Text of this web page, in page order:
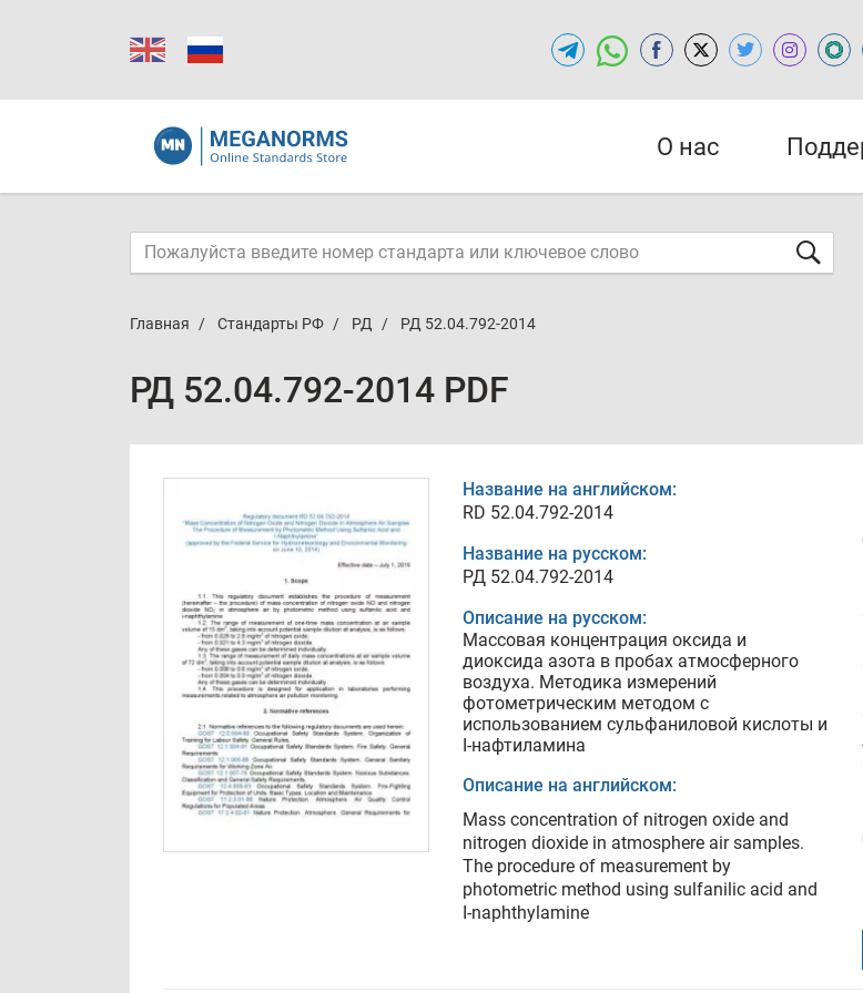
О нас
Главная Стандарты РФ РД РД 52.04.792-2014
РД 52.04.792-2014 PDF
Название на английском:
RD 52.04.792-2014
Название на русском:
РД 52.04.792-2014
Описание на русском:
Массовая концентрация оксида и
диоксида азота в пробах атмосферного
воздуха. Методика измерений
фотометрическим методом с
использованием сульфаниловой кислоты и
I-нафтиламина
Описание на английском:
Mass concentration of nitrogen oxide and
nitrogen dioxide in atmosphere air samples.
The procedure of measurement by
photometric method using sulfanilic acid and
I-naphthylamine